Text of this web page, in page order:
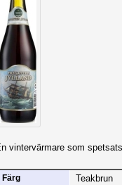
vintervärmare som
Färg Teakbrun